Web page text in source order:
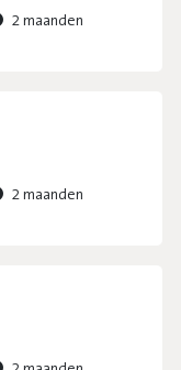
2 maanden
2 maanden